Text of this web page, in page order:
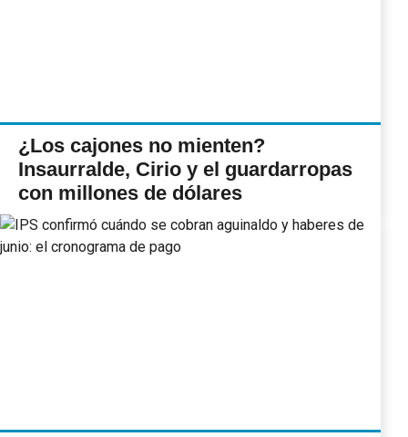
¿Los cajones no mienten?
Insaurralde, Cirio y el guardarropas
con millones de dólares